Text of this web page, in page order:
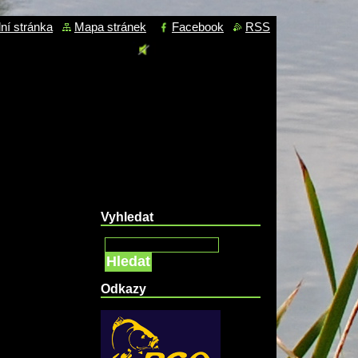
stránka Mapa stránek Facebook RSS
Vyhledat
Odkazy